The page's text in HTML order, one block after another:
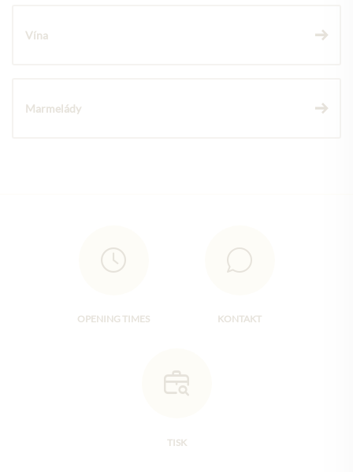
Vína
Marmelády
OPENING TIMES KONTAKT
TISK